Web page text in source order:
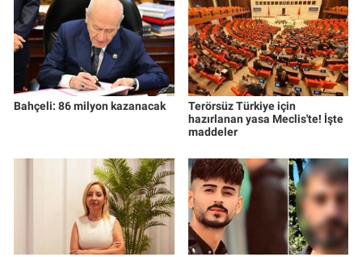
Bahçeli: 86 milyon kazanacak
Terörsüz Türkiye için
hazırlanan yasa Meclis'te! İşte
maddeler